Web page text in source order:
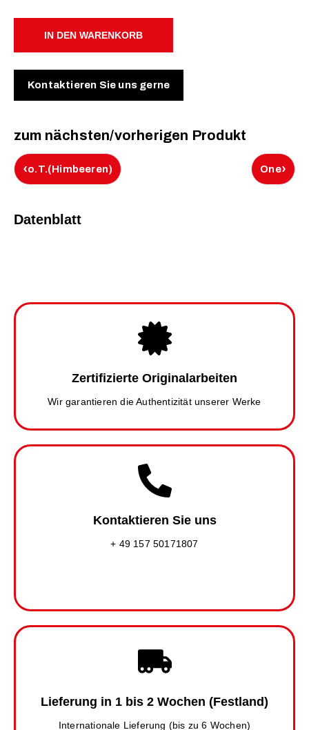
IN DEN WARENKORB
Kontaktieren Sie uns gerne
zum nächsten/vorherigen Produkt
‹o.T.(Himbeeren) One›
Datenblatt
Zertifizierte Originalarbeiten
Wir garantieren die Authentizität unserer Werke
Kontaktieren Sie uns
+ 49 157 50171807
Lieferung in 1 bis 2 Wochen (Festland)
Internationale Lieferung (bis zu 6 Wochen)